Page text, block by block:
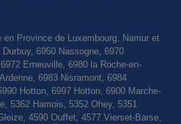
en Province de Luxembourg, Namur et
6950 Nassogne, 6970
Erneuville, 6980 la Roche-en-
6983 Nisramont, 6984
Hotton, 6997 Hotton, 6900 Marche-
5362 Hamois, 5352 Ohey, 5351
4590 Ouffet, 4577 Vierset-Barse,